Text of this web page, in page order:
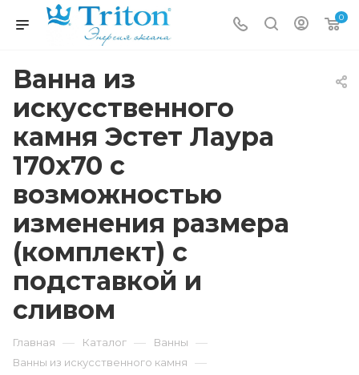
0
Ванна из
искусственного
камня Эстет Лаура
170х70 с
возможностью
изменения размера
(комплект) с
подставкой и
сливом
Главная — Каталог — Ванны —
Ванны из искусственного камня —